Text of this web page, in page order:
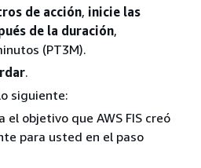
de acción, inicie las
de la duración,
(PT3M).
.
siguiente:
el objetivo que AWS FIS creó
para usted en el paso